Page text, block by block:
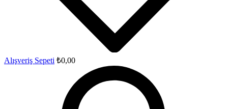
Alışveriş Sepeti ₺0,00